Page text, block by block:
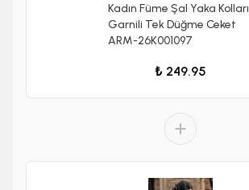
Kadın Füme Şal Yaka Kolları
Garnili Tek Düğme Ceket
ARM-26K001097
₺ 249.95